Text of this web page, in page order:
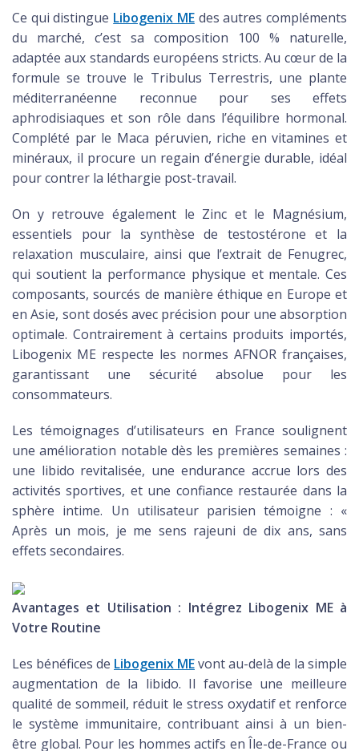
Ce qui distingue Libogenix MEdes autres compléments
du marché, c’est sa composition 100 % naturelle,
adaptée aux standards européens stricts. Au cœur de la
formule se trouve le Tribulus Terrestris, une plante
méditerranéenne reconnue pour ses effets
aphrodisiaques et son rôle dans l’équilibre hormonal.
Complété par le Maca péruvien, riche en vitamines et
minéraux, il procure un regain d’énergie durable, idéal
pour contrer la léthargie post-travail.
On y retrouve également le Zinc et le Magnésium,
essentiels pour la synthèse de testostérone et la
relaxation musculaire, ainsi que l’extrait de Fenugrec,
qui soutient la performance physique et mentale. Ces
composants, sourcés de manière éthique en Europe et
en Asie, sont dosés avec précision pour une absorption
optimale. Contrairement à certains produits importés,
Libogenix ME respecte les normes AFNOR françaises,
garantissant une sécurité absolue pour les
consommateurs.
Les témoignages d’utilisateurs en France soulignent
une amélioration notable dès les premières semaines :
une libido revitalisée, une endurance accrue lors des
activités sportives, et une confiance restaurée dans la
sphère intime. Un utilisateur parisien témoigne : «
Après un mois, je me sens rajeuni de dix ans, sans
effets secondaires.
Avantages et Utilisation : Intégrez Libogenix ME à
Votre Routine
Les bénéfices de Libogenix MEvont au-delà de la simple
augmentation de la libido. Il favorise une meilleure
qualité de sommeil, réduit le stress oxydatif et renforce
le système immunitaire, contribuant ainsi à un bien-
être global. Pour les hommes actifs en Île-de-France ou